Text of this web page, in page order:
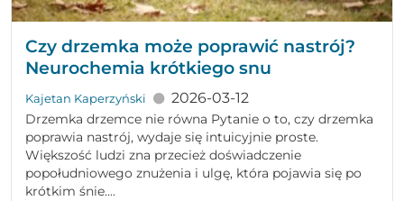
Czy drzemka może poprawić nastrój?
Neurochemia krótkiego snu
Kajetan Kaperzyński 2026-03-12
Drzemka drzemce nie równa Pytanie o to, czy drzemka
poprawia nastrój, wydaje się intuicyjnie proste.
Większość ludzi zna przecież doświadczenie
popołudniowego znużenia i ulgę, która pojawia się po
krótkim śnie....